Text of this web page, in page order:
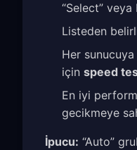
“Select”
Listeden
Her
için speed
En iyi
gecikmeye
İpucu: “Auto”